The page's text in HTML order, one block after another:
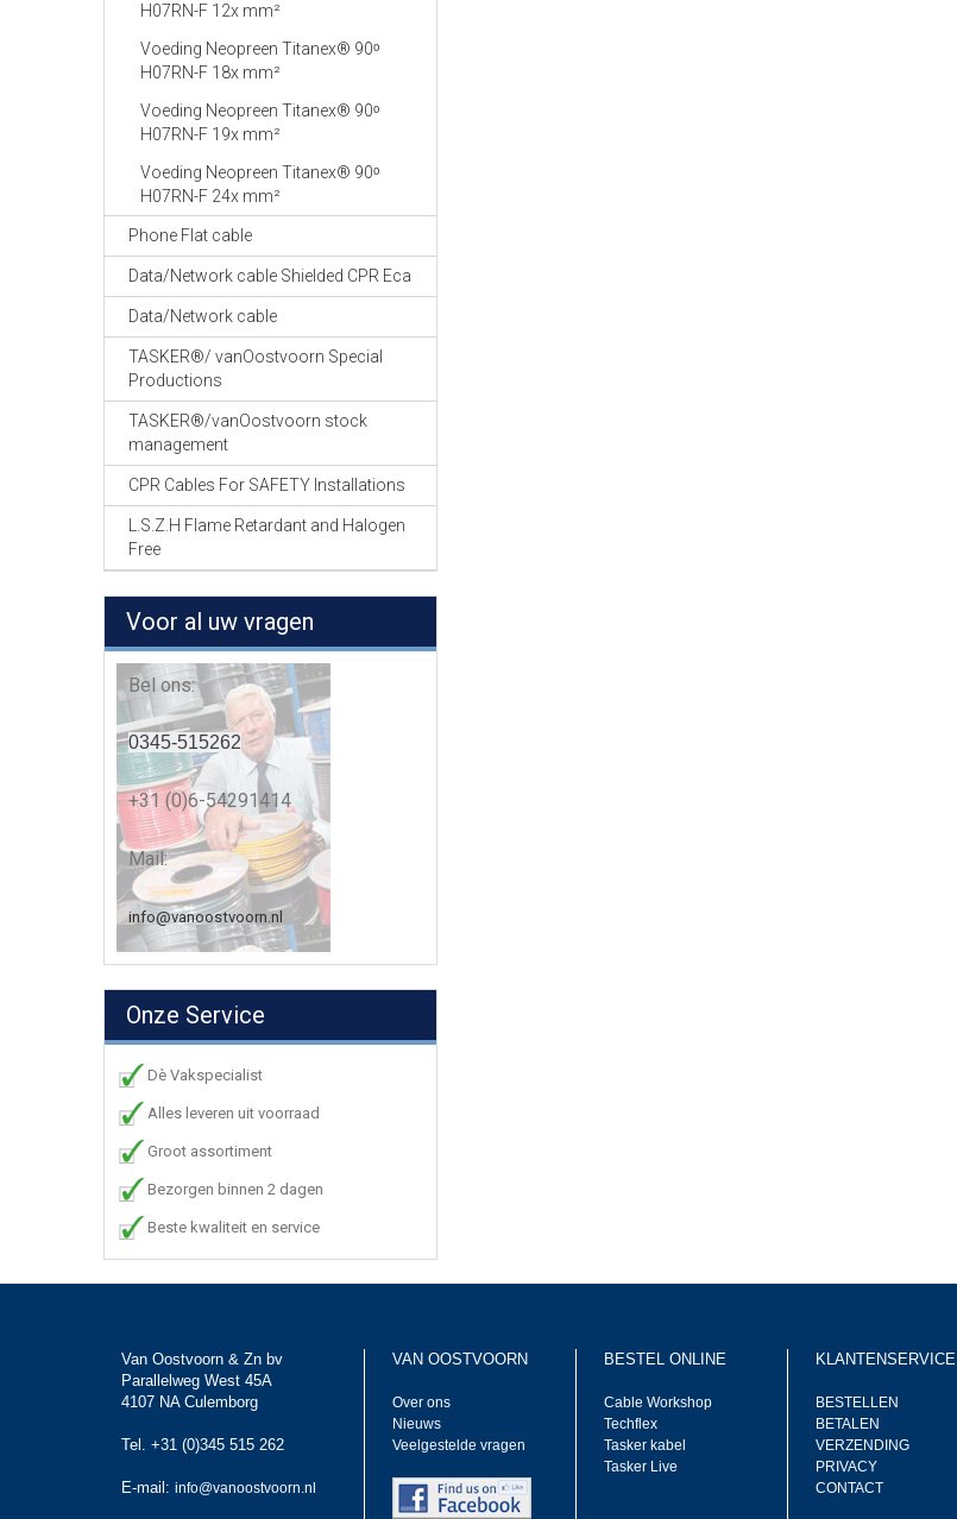
H07RN-F 12x mm²
Voeding Neopreen Titanex® 90ᵒ
H07RN-F 18x mm²
Voeding Neopreen Titanex® 90ᵒ
H07RN-F 19x mm²
Voeding Neopreen Titanex® 90ᵒ
H07RN-F 24x mm²
Phone Flat cable
Data/Network cable Shielded CPR Eca
Data/Network cable
TASKER®/ vanOostvoorn Special
Productions
TASKER®/vanOostvoorn stock
management
CPR Cables For SAFETY Installations
L.S.Z.H Flame Retardant and Halogen
Free
Voor al uw vragen
Bel ons:
0345-515262
+31 (0)6-54291414
Mail:
info@vanoostvoorn.nl
Onze Service
Dè Vakspecialist
Alles leveren uit voorraad
Groot assortiment
Bezorgen binnen 2 dagen
Beste kwaliteit en service
Van Oostvoorn & Zn bv
Parallelweg West 45A
4107 NA Culemborg
Tel. +31 (0)345 515 262
E-mail: info@vanoostvoorn.nl
VAN OOSTVOORN
Over ons
Nieuws
Veelgestelde vragen
BESTEL ONLINE
Cable Workshop
Techflex
Tasker kabel
Tasker Live
KLANTENSERVICE
BESTELLEN
BETALEN
VERZENDING
PRIVACY
CONTACT